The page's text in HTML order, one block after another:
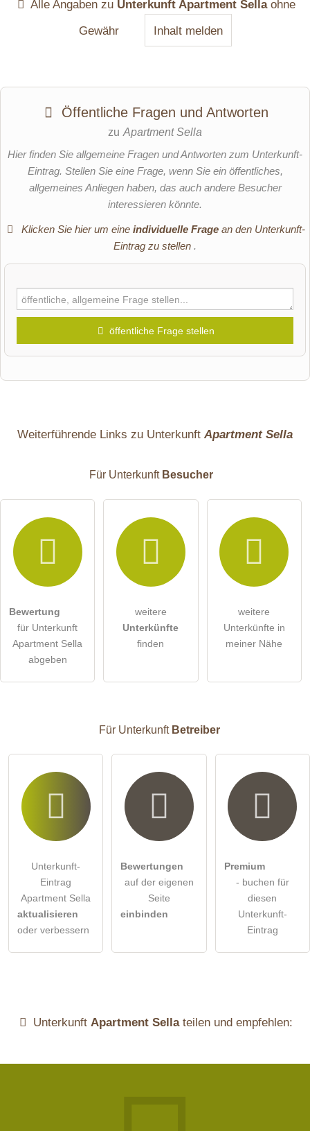
Alle Angaben zu Unterkunft Apartment Sella ohne
Gewähr
Inhalt melden
Öffentliche Fragen und Antworten
zu Apartment Sella
Hier finden Sie allgemeine Fragen und Antworten zum Unterkunft-
Eintrag. Stellen Sie eine Frage, wenn Sie ein öffentliches,
allgemeines Anliegen haben, das auch andere Besucher
interessieren könnte.
Klicken Sie hier um eine individuelle Fragean den Unterkunft-
Eintrag zu stellen .
öffentliche Frage stellen
E-Mail-Adresse (wird nicht veröffentlicht)
Hiermit akzeptiere ich dieAGB
DieDatenschutzerklärung habe ich zur Kenntnis genommen.
Besucher sichtbar.
Weiterführende Links zu Unterkunft Apartment Sella
Für Unterkunft Besucher
Bewertung
für Unterkunft
Apartment Sella
abgeben
weitere
Unterkünfte
finden
weitere
Unterkünfte in
meiner Nähe
Für Unterkunft Betreiber
Unterkunft-
Eintrag
Apartment Sella
aktualisieren
oder verbessern
Bewertungen
auf der eigenen
Seite
einbinden
Premium
- buchen für
diesen
Unterkunft-
Eintrag
UnterkunftApartment Sellateilen und empfehlen: